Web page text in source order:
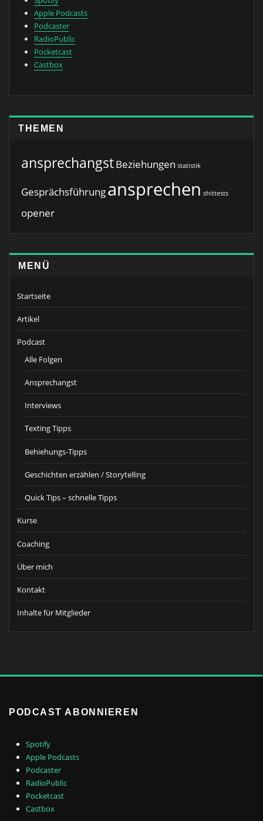
Apple Podcasts
Podcaster
RadioPublic
Pocketcast
Castbox
THEMEN
ansprechangstBeziehungen statistik
Gesprächsführungansprechen shittests
opener
MENÜ
Startseite
Artikel
Podcast
Alle Folgen
Ansprechangst
Interviews
Texting Tipps
Behiehungs-Tipps
Geschichten erzählen / Storytelling
Quick Tips – schnelle Tipps
Kurse
Coaching
Über mich
Kontakt
Inhalte für Mitglieder
PODCAST ABONNIEREN
Spotify
Apple Podcasts
Podcaster
RadioPublic
Pocketcast
Castbox